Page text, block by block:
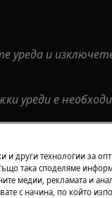
уреда и
уреди е
направени
и други технологии за
така споделяме
медии, рекламата и
с начина, по който